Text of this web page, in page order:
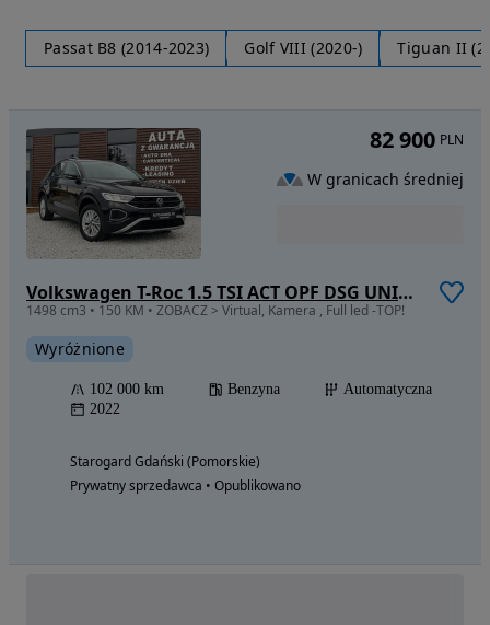
Passat B8 (2014-2023) Golf VIII (2020-) Tiguan II
Volkswagen T-Roc 1.5 TSI ACT OPF DSG UNITED
1498 cm3 • 150 KM • ZOBACZ > Virtual, Kamera , Full led -TOP!
Wyróżnione
102 000 km Benzyna
Automatyczna
2022
Starogard Gdański (Pomorskie)
Prywatny sprzedawca • Opublikowano
82 900 PLN
W granicach średniej